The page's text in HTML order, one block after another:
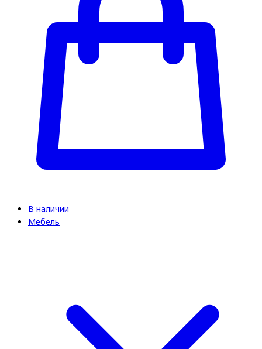
В наличии
Мебель